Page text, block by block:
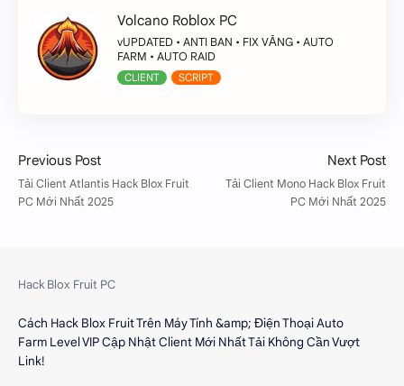
Volcano Roblox PC
vUPDATED • ANTI BAN • FIX VĂNG • AUTO
FARM • AUTO RAID
CLIENT SCRIPT
Cách Hack Blox Fruit Trên Máy Tính &amp; Điện Thoại Auto
Farm Level VIP Cập Nhật Client Mới Nhất Tải Không Cần Vượt
Link!